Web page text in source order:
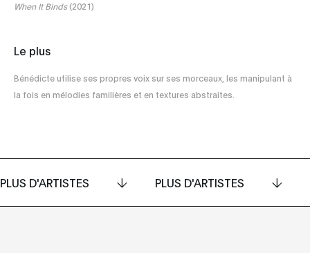
When It Binds (2021)
Le plus
Bénédicte utilise ses propres voix sur ses morceaux, les manipulant à
la fois en mélodies familières et en textures abstraites.
PLUS D'ARTISTES PLUS D'ARTISTES